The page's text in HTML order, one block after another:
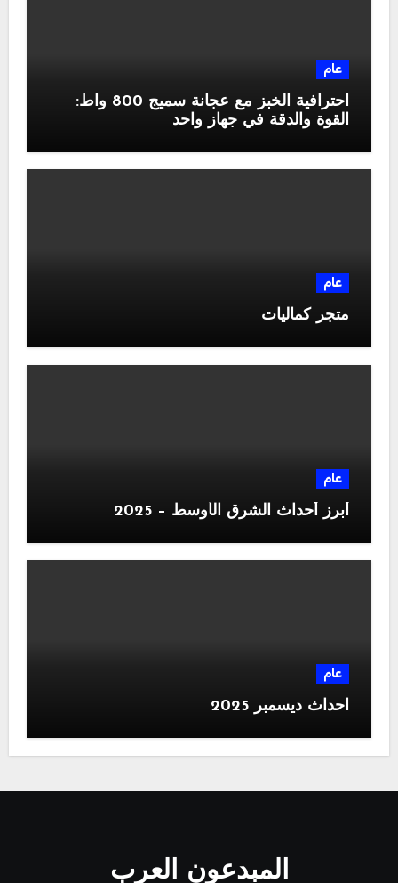
عام
احترافية الخبز مع عجانة سميج 800 واط:
القوة والدقة في جهاز واحد
عام
متجر كماليات
عام
أبرز أحداث الشرق الأوسط – 2025
عام
احداث ديسمبر 2025
المبدعون العرب